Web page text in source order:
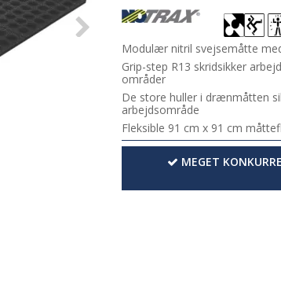
Modulær nitril svejsemåtte
Grip-step R13 skridsikker
områder
De store huller i drænmåtten
arbejdsområde
Fleksible 91 cm x 91 cm
MEGET